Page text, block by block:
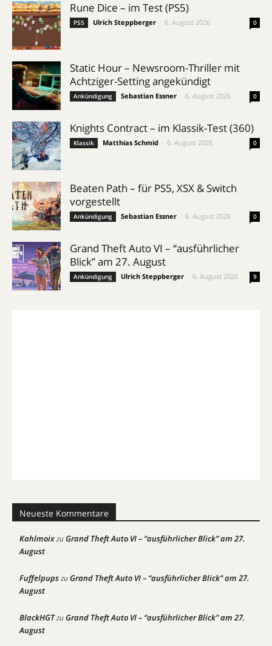
Rune Dice – im Test (PS5)
PS5 Ulrich Steppberger 6. August 2026 0
Static Hour – Newsroom-Thriller mit
Achtziger-Setting angekündigt
Ankündigung Sebastian Essner 6. August 2026 0
Knights Contract – im Klassik-Test (360)
Klassik Matthias Schmid 6. August 2026 0
Beaten Path – für PS5, XSX & Switch
vorgestellt
Ankündigung Sebastian Essner 6. August 2026 0
Grand Theft Auto VI – “ausführlicher
Blick” am 27. August
Ankündigung Ulrich Steppberger 6. August 2026 9
Neueste Kommentare
KahlmoixzuGrand Theft Auto VI – “ausführlicher Blick” am 27.
August
FuffelpupszuGrand Theft Auto VI – “ausführlicher Blick” am 27.
August
BlackHGTzuGrand Theft Auto VI – “ausführlicher Blick” am 27.
August